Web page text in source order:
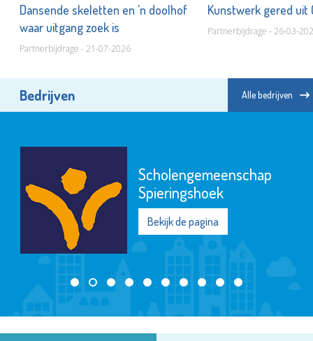
Dansende skeletten en 'n doolhof
waar uitgang zoek is
Partnerbijdrage - 21-07-2026
Kunstwerk gered uit
Partnerbijdrage - 26-03-
Bedrijven Alle bedrijven
Scholengemeenschap
Spieringshoek
Bekijk de pagina